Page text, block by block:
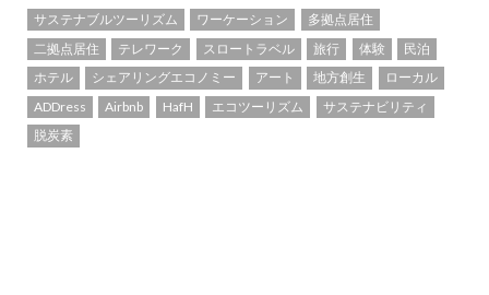
サステナブルツーリズム ワーケーション
多拠点居住
二拠点居住
テレワーク スロートラベル 旅行 体験
民泊
ホテル
シェアリングエコノミー アート 地方創生
ローカル
ADDress
Airbnb HafH エコツーリズム
サステナビリティ
脱炭素